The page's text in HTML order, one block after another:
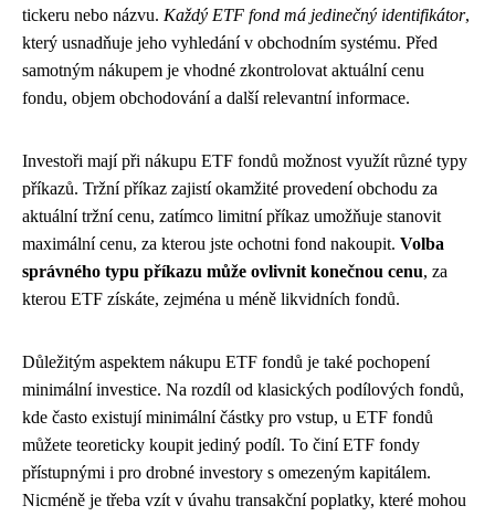
tickeru nebo názvu. Každý ETF fond má jedinečný identifikátor,
který usnadňuje jeho vyhledání v obchodním systému. Před
samotným nákupem je vhodné zkontrolovat aktuální cenu
fondu, objem obchodování a další relevantní informace.
Investoři mají při nákupu ETF fondů možnost využít různé typy
příkazů. Tržní příkaz zajistí okamžité provedení obchodu za
aktuální tržní cenu, zatímco limitní příkaz umožňuje stanovit
maximální cenu, za kterou jste ochotni fond nakoupit. Volba
správného typu příkazu může ovlivnit konečnou cenu, za
kterou ETF získáte, zejména u méně likvidních fondů.
Důležitým aspektem nákupu ETF fondů je také pochopení
minimální investice. Na rozdíl od klasických podílových fondů,
kde často existují minimální částky pro vstup, u ETF fondů
můžete teoreticky koupit jediný podíl. To činí ETF fondy
přístupnými i pro drobné investory s omezeným kapitálem.
Nicméně je třeba vzít v úvahu transakční poplatky, které mohou